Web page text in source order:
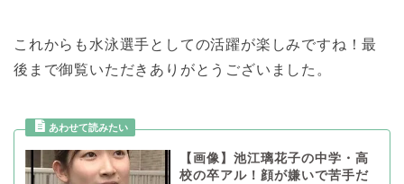
これからも水泳選手としての活躍が楽しみですね！最
後まで御覧いただきありがとうございました。
【画像】池江璃花子の中学・高
校の卒アル！顔が嫌いで苦手だ